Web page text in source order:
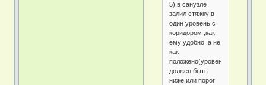
5) в санузле
залил стяжку в
один уровень с
коридором ,как
ему удобно, а не
как
положено(уровень
должен быть
ниже или порог